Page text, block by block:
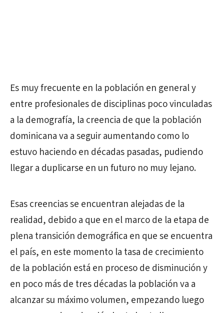
Es muy frecuente en la población en general y
entre profesionales de disciplinas poco vinculadas
a la demografía, la creencia de que la población
dominicana va a seguir aumentando como lo
estuvo haciendo en décadas pasadas, pudiendo
llegar a duplicarse en un futuro no muy lejano.
Esas creencias se encuentran alejadas de la
realidad, debido a que en el marco de la etapa de
plena transición demográfica en que se encuentra
el país, en este momento la tasa de crecimiento
de la población está en proceso de disminución y
en poco más de tres décadas la población va a
alcanzar su máximo volumen, empezando luego